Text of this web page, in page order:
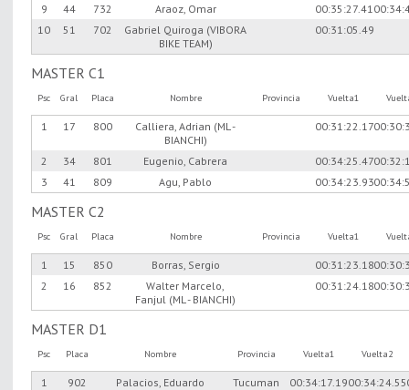
9 44 732 Araoz, Omar 00:35:27.41
10
51 702
Gabriel Quiroga (VIBORA
BIKE TEAM)
00:31:05.49
MASTER C1
Psc Gral Placa Nombre Provincia Vuelta1
1 17 800
Calliera, Adrian (ML -
BIANCHI)
00:31:22.17
2 34 801 Eugenio, Cabrera 00:34:25.47
3
41 809 Agu, Pablo 00:34:23.93
MASTER C2
Psc Gral Placa Nombre Provincia Vuelta1
1 15 850 Borras, Sergio 00:31:23.18
2
16 852
Walter Marcelo,
Fanjul (ML - BIANCHI)
00:31:24.18
MASTER D1
Psc Placa Nombre Provincia Vuelta1 Vuelta2
1 902 Palacios, Eduardo Tucuman 00:34:17.1900:34:24.55